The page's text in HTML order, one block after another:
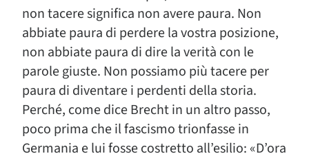
non tacere significa non avere paura. Non
abbiate paura di perdere la vostra posizione,
non abbiate paura di dire la verità con le
parole giuste. Non possiamo più tacere per
paura di diventare i perdenti della storia.
Perché, come dice Brecht in un altro passo,
poco prima che il fascismo trionfasse in
Germania e lui fosse costretto all’esilio: «D’ora